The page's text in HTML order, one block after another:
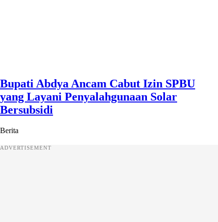
Bupati Abdya Ancam Cabut Izin SPBU
yang Layani Penyalahgunaan Solar
Bersubsidi
Berita
ADVERTISEMENT